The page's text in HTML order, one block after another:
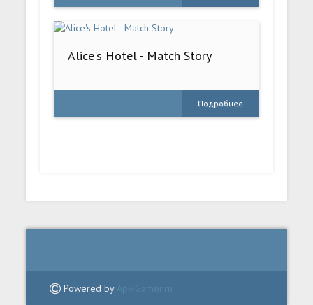
Alice's Hotel - Match Story
Подробнее
Powered by